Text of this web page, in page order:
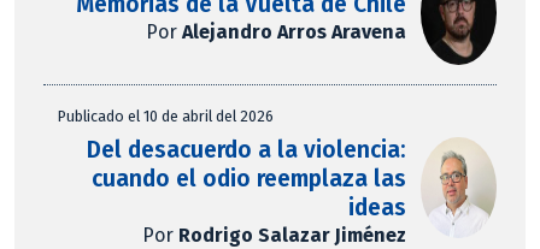
PorAlejandro Arros Aravena
Publicado el 10 de abril del 2026
Del desacuerdo a la violencia:
cuando el odio reemplaza las
ideas
Por Rodrigo Salazar Jiménez